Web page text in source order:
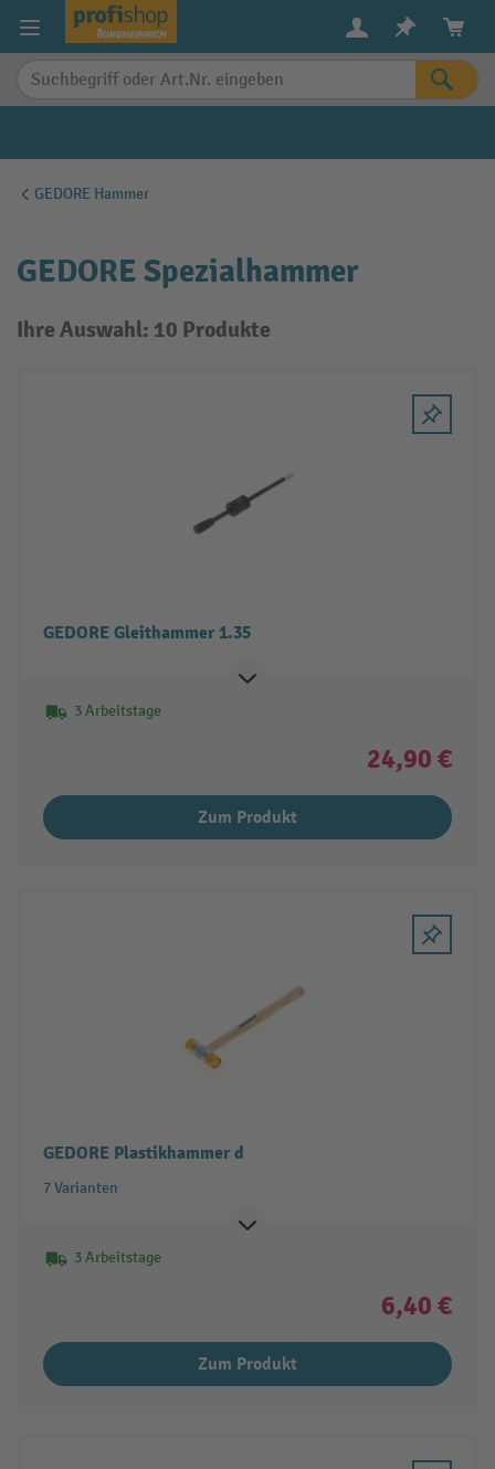
springen
GEDORE Hammer
GEDORE Spezialhammer
Ihre Auswahl: 10 Produkte
GEDORE Gleithammer 1.35
3 Arbeitstage
24,90 €
Zum Produkt
GEDORE Plastikhammer d
7 Varianten
3 Arbeitstage
6,40 €
Zum Produkt